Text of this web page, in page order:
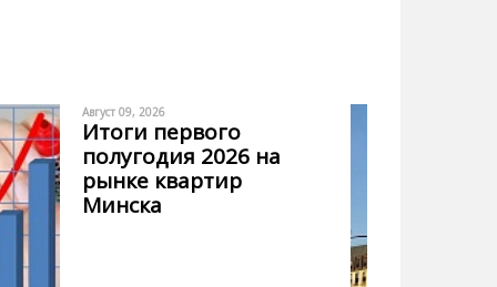
Август 09, 2026
Итоги первого
полугодия 2026 на
рынке квартир
Минска